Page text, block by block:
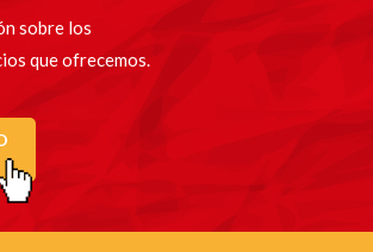
sobre los
que ofrecemos.